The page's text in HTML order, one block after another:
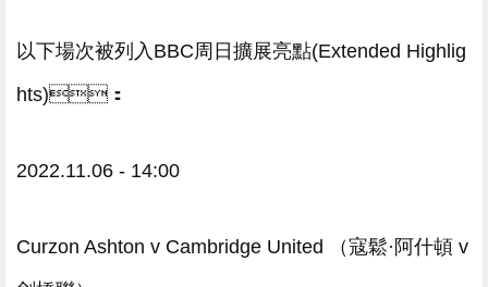
以下場次被列入BBC周日擴展亮點(Extended Highlig
hts)：
2022.11.06 - 14:00
Curzon Ashton v Cambridge United （寇鬆·阿什頓 v